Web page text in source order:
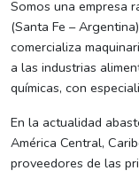
Somos una empresa
(Santa Fe –
comercializa
a las industrias
químicas, con
En la actualidad
América Central,
proveedores de las